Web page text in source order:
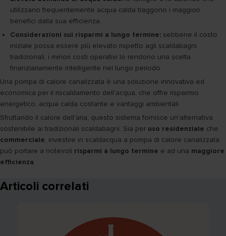
utilizzano frequentemente acqua calda traggono i maggiori
benefici dalla sua efficienza.
Considerazioni sui risparmi a lungo termine: sebbene il costo
iniziale possa essere più elevato rispetto agli scaldabagni
tradizionali, i minori costi operativi lo rendono una scelta
finanziariamente intelligente nel lungo periodo.
Una pompa di calore canalizzata è una soluzione innovativa ed
economica per il riscaldamento dell'acqua, che offre risparmio
energetico, acqua calda costante e vantaggi ambientali.
Sfruttando il calore dell'aria, questo sistema fornisce un'alternativa
sostenibile ai tradizionali scaldabagni. Sia per uso residenziale che
commerciale, investire in scaldacqua a pompa di calore canalizzata
può portare a notevoli risparmi a lungo termine e ad una maggiore
efficienza.
Articoli correlati